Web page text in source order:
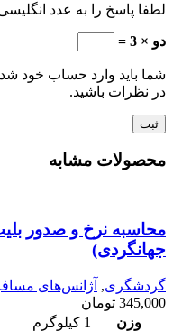
لطفا پاسخ را به عدد
دو × 3 =
شما باید وارد حساب خود
در نظرات باشید.
محصولات مشابه
محاسبه نرخ و صدور
جهانگردی)
گردشگری, آژانس‌های
345,000 تومان
وزن
1 کیلوگرم